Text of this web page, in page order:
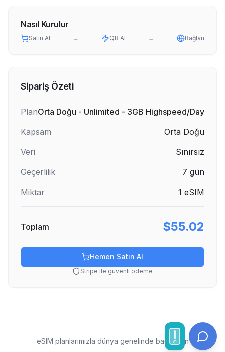
Nasıl Kurulur
Satın Al → QR Al → Bağlan
Sipariş Özeti
PlanOrta Doğu - Unlimited - 3GB Highspeed/Day
Kapsam
Orta Doğu
Veri
Sınırsız
Geçerlilik
7 gün
Miktar
1 eSIM
Toplam $55.02
Hemen Satın Al
Stripe ile güvenli ödeme
eSIM planlarımızla dünya genelinde bağlı kalın